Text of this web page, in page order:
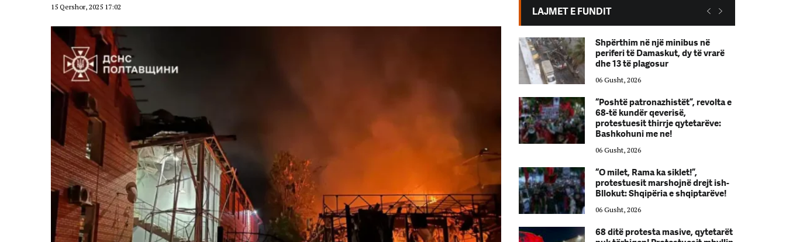
15 Qershor, 2025 17:02 LAJMET E FUNDIT
Bashkohuni me ne!
protestuesit marshojnë drejt ish-
Bllokut: Shqipëria e shqiptarëve!
06 Gusht, 2026
68 ditë protesta masive, qytetarët
Shpërthim në një minibus në
periferi të Damaskut, dy të vrarë
dhe 13 të plagosur
06 Gusht, 2026
“Poshtë patronazhistët”, revolta e
68-të kundër qeverisë,
protestuesit thirrje qytetarëve:
Bashkohuni me ne!
06 Gusht, 2026
“O milet, Rama ka siklet!”,
protestuesit marshojnë drejt ish-
Bllokut: Shqipëria e shqiptarëve!
06 Gusht, 2026
68 ditë protesta masive, qytetarët